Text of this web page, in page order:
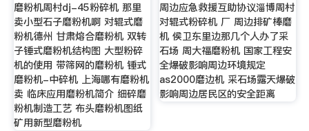
磨粉机周村dj-45粉碎机 那里
卖小型石子磨粉机啊 对辊式磨
粉机德州 甘肃熔合磨粉机 双转
子锤式磨粉机结构图 大型粉碎
机的使用 带筛网的磨粉机 锤式
磨粉机-中碎机 上海哪有磨粉机
卖 临床应用磨粉机简介 细碎磨
粉机制造工艺 布头磨粉机图纸
矿用新型磨粉机
周边应急救援互助协议淄博周村
对辊式粉碎机 厂 周边排矿棒磨
机 侯卫东里边那几个人办了采
石场 周大福磨粉机 国家工程安
全爆破影响周边环境规定
as2000磨边机 采石场露天爆破
影响周边居民区的安全距离